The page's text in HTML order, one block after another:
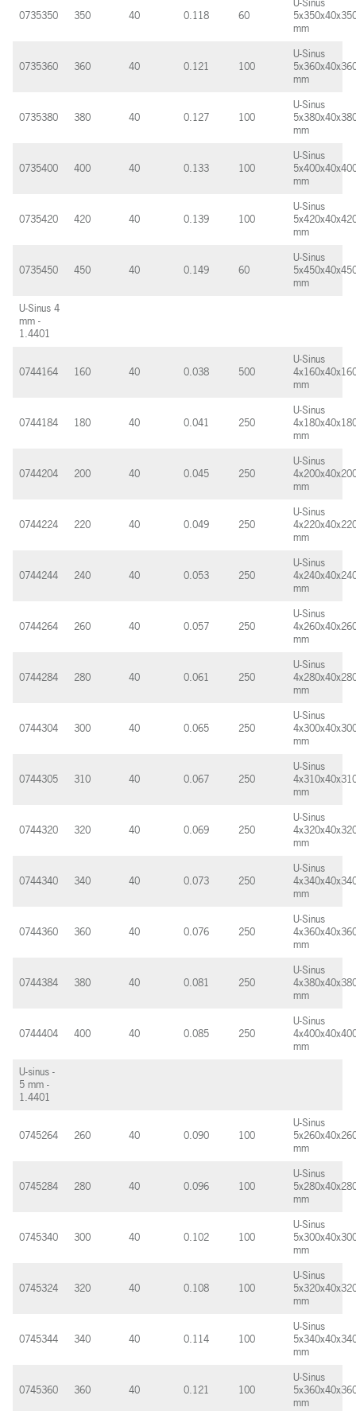
0735350 350 40 0.118 60
U-Sinus
mm
0735360 360 40 0.121 100
U-Sinus
mm
0735380 380 40 0.127 100
U-Sinus
mm
0735400 400 40 0.133 100
U-Sinus
mm
0735420 420 40 0.139 100
U-Sinus
mm
0735450 450 40 0.149 60
U-Sinus
mm
U-Sinus 4
mm -
1.4401
0744164 160 40 0.038 500
U-Sinus
mm
0744184 180 40 0.041 250
U-Sinus
mm
0744204 200 40 0.045 250
U-Sinus
mm
0744224 220 40 0.049 250
U-Sinus
mm
0744244 240 40 0.053 250
U-Sinus
mm
0744264 260 40 0.057 250
U-Sinus
mm
0744284 280 40 0.061 250
U-Sinus
mm
0744304 300 40 0.065 250
U-Sinus
mm
0744305 310 40 0.067 250
U-Sinus
mm
0744320 320 40 0.069 250
U-Sinus
mm
0744340 340 40 0.073 250
U-Sinus
mm
0744360 360 40 0.076 250
U-Sinus
mm
0744384 380 40 0.081 250
U-Sinus
mm
0744404 400 40 0.085 250
U-Sinus
mm
U-sinus -
5 mm -
1.4401
0745264 260 40 0.090 100
U-Sinus
mm
0745284 280 40 0.096 100
U-Sinus
mm
0745340 300 40 0.102 100
U-Sinus
mm
0745324 320 40 0.108 100
U-Sinus
mm
0745344 340 40 0.114 100
U-Sinus
mm
0745360 360 40 0.121 100
U-Sinus
mm